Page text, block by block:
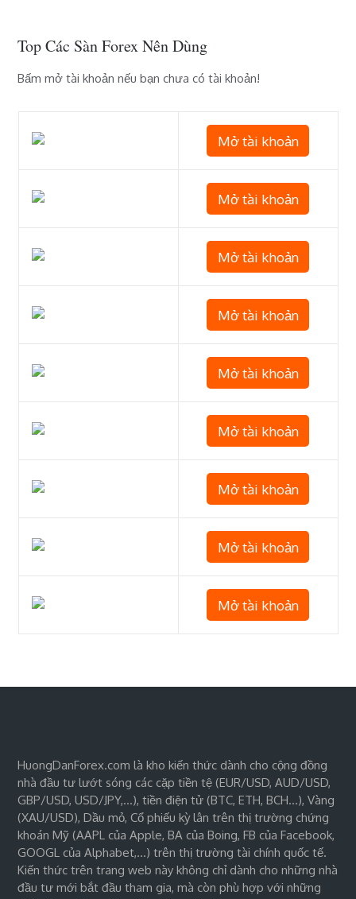
Top Các Sàn Forex Nên Dùng
Bấm mở tài khoản nếu bạn chưa có tài khoản!
Mở tài khoản
Mở tài khoản
Mở tài khoản
Mở tài khoản
Mở tài khoản
Mở tài khoản
Mở tài khoản
Mở tài khoản
Mở tài khoản
HuongDanForex.com là kho kiến thức dành cho cộng đồng
nhà đầu tư lướt sóng các cặp tiền tệ (EUR/USD, AUD/USD,
GBP/USD, USD/JPY,…), tiền điện tử (BTC, ETH, BCH…), Vàng
(XAU/USD), Dầu mỏ, Cổ phiếu kỳ lân trên thị trường chứng
khoán Mỹ (AAPL của Apple, BA của Boing, FB của Facebook,
GOOGL của Alphabet,…) trên thị trường tài chính quốc tế.
Kiến thức trên trang web này không chỉ dành cho những nhà
đầu tư mới bắt đầu tham gia, mà còn phù hợp với những